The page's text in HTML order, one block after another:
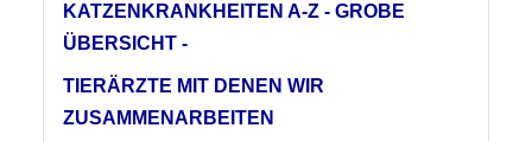
KATZENKRANKHEITEN A-Z - GROBE
ÜBERSICHT -
TIERÄRZTE MIT DENEN WIR
ZUSAMMENARBEITEN